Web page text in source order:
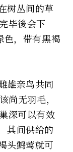
树丛间的草
毕後会下
色，带有黑褐
雄亲鸟共同
尚无羽毛，
深可以有效
其间供给的
头鹪莺就可